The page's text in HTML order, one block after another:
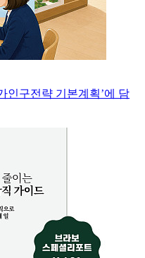
인구전략 기본계획’에 담